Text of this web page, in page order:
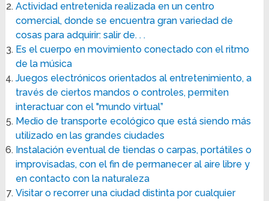
Actividad entretenida realizada en un centro
comercial, donde se encuentra gran variedad de
cosas para adquirir: salir de. . .
Es el cuerpo en movimiento conectado con el ritmo
de la música
Juegos electrónicos orientados al entretenimiento, a
través de ciertos mandos o controles, permiten
interactuar con el "mundo virtual”
Medio de transporte ecológico que está siendo más
utilizado en las grandes ciudades
Instalación eventual de tiendas o carpas, portátiles o
improvisadas, con el fin de permanecer al aire libre y
en contacto con la naturaleza
Visitar o recorrer una ciudad distinta por cualquier